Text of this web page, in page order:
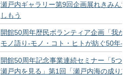
瀬戸内ギャラリー第9回企画展れきみん
しもう
開館50周年歴民ボランティア企画「我
モノ語り-モノ・コト・ヒトが紡ぐ50年-
開館50周年記念事業連続セミナー「5つ
瀬戸内を見る」第1回「瀬戸内海の成り